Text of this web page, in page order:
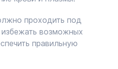
проходить под
возможных
правильную